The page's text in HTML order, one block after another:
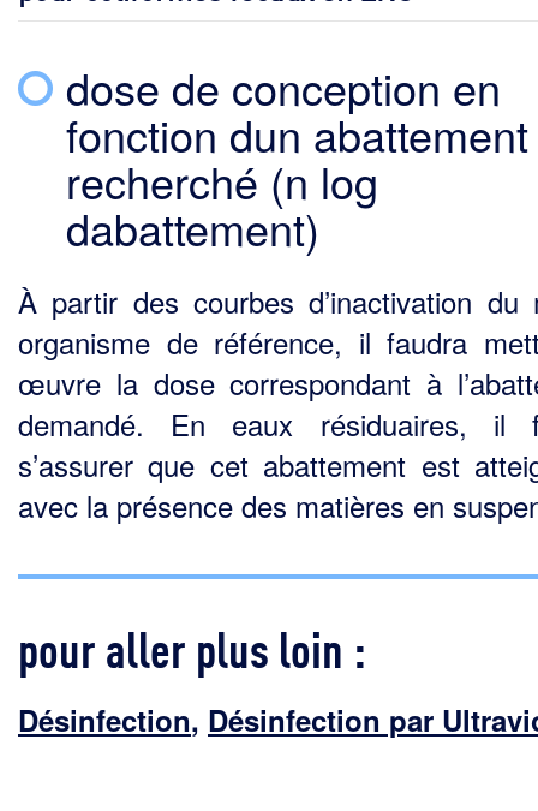
dose de conception en
fonction dun abattement
recherché (n log
dabattement)
À partir des courbes d’inactivation du
organisme de référence, il faudra
œuvre la dose correspondant à
demandé. En eaux résiduaires, il
s’assurer que cet abattement est
avec la présence des matières en
pour aller plus loin :
Désinfection, Désinfection par